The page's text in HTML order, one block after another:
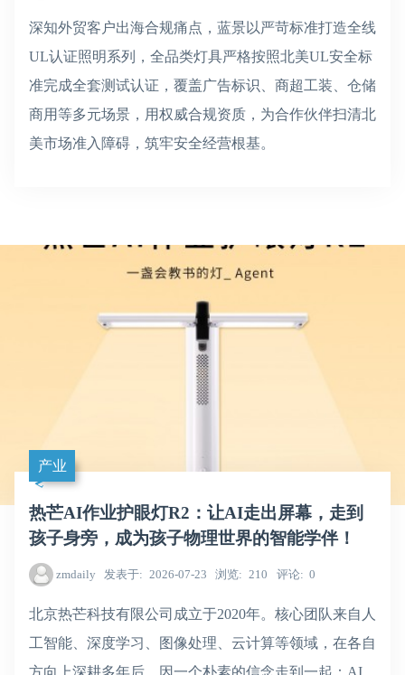
深知外贸客户出海合规痛点，蓝景以严苛标准打造全线
UL认证照明系列，全品类灯具严格按照北美UL安全标
准完成全套测试认证，覆盖广告标识、商超工装、仓储
商用等多元场景，用权威合规资质，为合作伙伴扫清北
美市场准入障碍，筑牢安全经营根基。
产业
热芒AI作业护眼灯R2：让AI走出屏幕，走到
孩子身旁，成为孩子物理世界的智能学伴！
zmdaily 发表于 2026-07-23 浏览 210 评论 0
北京热芒科技有限公司成立于2020年。核心团队来自人
工智能、深度学习、图像处理、云计算等领域，在各自
方向上深耕多年后，因一个朴素的信念走到一起：AI